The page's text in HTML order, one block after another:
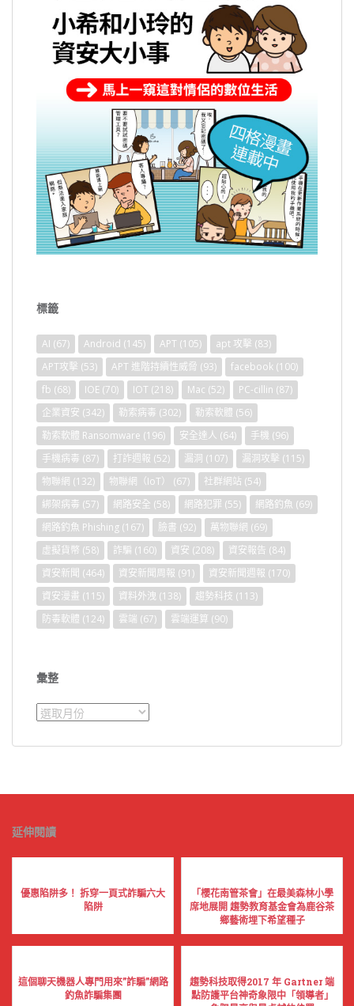
標籤
AI (67) Android (145) APT (105) apt 攻擊 (83)
APT攻擊 (53) APT 進階持續性威脅 (93) facebook (100)
fb (68) IOE (70) IOT (218) Mac (52) PC-cillin (87)
企業資安 (342) 勒索病毒 (302) 勒索軟體 (56)
勒索軟體 Ransomware (196) 安全達人 (64) 手機 (96)
手機病毒 (87) 打詐週報 (52) 漏洞 (107) 漏洞攻擊 (115)
物聯網 (132) 物聯網（IoT） (67) 社群網站 (54)
綁架病毒 (57) 網路安全 (58) 網路犯罪 (55) 網路釣魚 (69)
網路釣魚 Phishing (167) 臉書 (92) 萬物聯網 (69)
虛擬貨幣 (58) 詐騙 (160) 資安 (208) 資安報告 (84)
資安新聞 (464) 資安新聞周報 (91) 資安新聞週報 (170)
資安漫畫 (115) 資料外洩 (138) 趨勢科技 (113)
防毒軟體 (124) 雲端 (67) 雲端運算 (90)
彙整
彙
延伸閱讀
優惠陷阱多！ 拆穿一頁式詐騙六大
陷阱
「櫻花南管茶會」在最美森林小學
席地展開 趨勢教育基金會為鹿谷茶
鄉藝術埋下希望種子
這個聊天機器人專門用來”詐騙”網路
釣魚詐騙集團
趨勢科技取得2017 年 Gartner 端
點防護平台神奇象限中「領導者」